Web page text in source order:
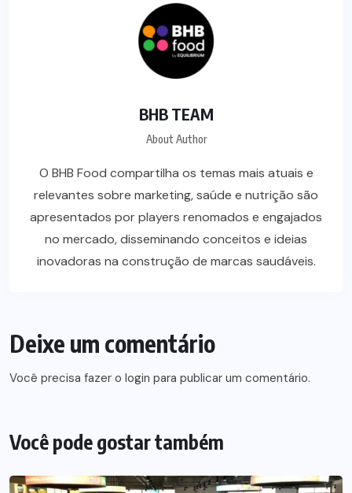
BHB TEAM
About Author
O BHB Food compartilha os temas mais atuais e
relevantes sobre marketing, saúde e nutrição são
apresentados por players renomados e engajados
no mercado, disseminando conceitos e ideias
inovadoras na construção de marcas saudáveis.
Deixe um comentário
Você precisa fazer o login para publicar um comentário.
Você pode gostar também